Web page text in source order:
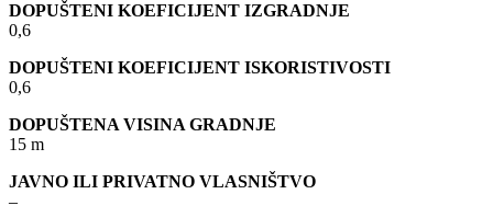
DOPUŠTENI KOEFICIJENT IZGRADNJE
0,6
DOPUŠTENI KOEFICIJENT ISKORISTIVOSTI
0,6
DOPUŠTENA VISINA GRADNJE
15 m
JAVNO ILI PRIVATNO VLASNIŠTVO
–